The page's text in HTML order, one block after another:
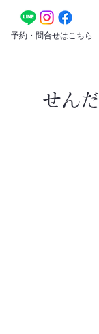
​予約・問合せはこちら
せん